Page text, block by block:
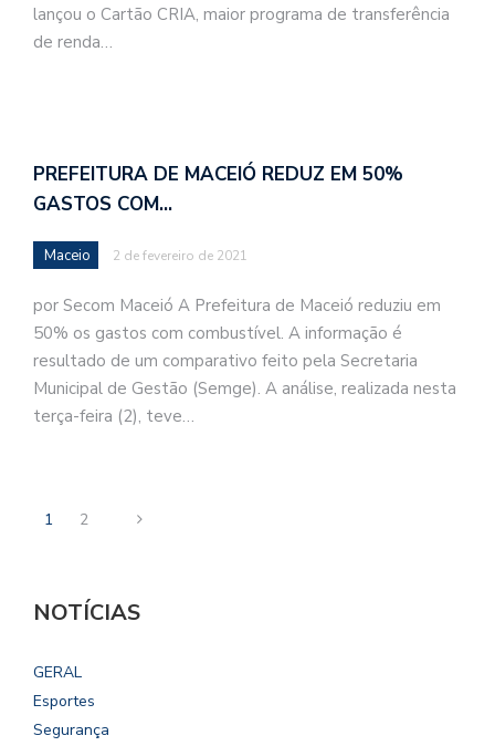
lançou o Cartão CRIA, maior programa de transferência
de renda…
PREFEITURA DE MACEIÓ REDUZ EM 50%
GASTOS COM…
Maceio 2 de fevereiro de 2021
por Secom Maceió A Prefeitura de Maceió reduziu em
50% os gastos com combustível. A informação é
resultado de um comparativo feito pela Secretaria
Municipal de Gestão (Semge). A análise, realizada nesta
terça-feira (2), teve…
1 2
NOTÍCIAS
GERAL
Esportes
Segurança